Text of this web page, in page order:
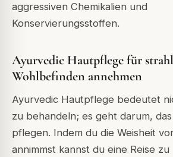
aggressiven Chemikalien und
Konservierungsstoffen.
Ayurvedic Hautpflege für
Wohlbefinden annehmen
Ayurvedic Hautpflege bedeutet
zu behandeln; es geht darum,
pflegen. Indem du die Weisheit
annimmst kannst du eine Reise zu